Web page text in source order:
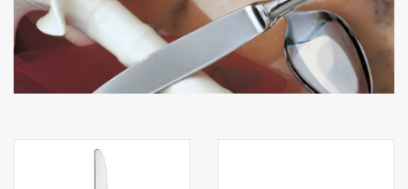
Buffet
Fingerfood